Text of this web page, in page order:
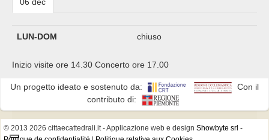
LUN-DOM chiuso
Inizio visite ore 14.30 Concerto ore 17.00
Un progetto ideato e sostenuto da:
Con il
contributo di:
© 2013 2026 cittaecattedrali.it- Applicazione web e design Showbyte srl -